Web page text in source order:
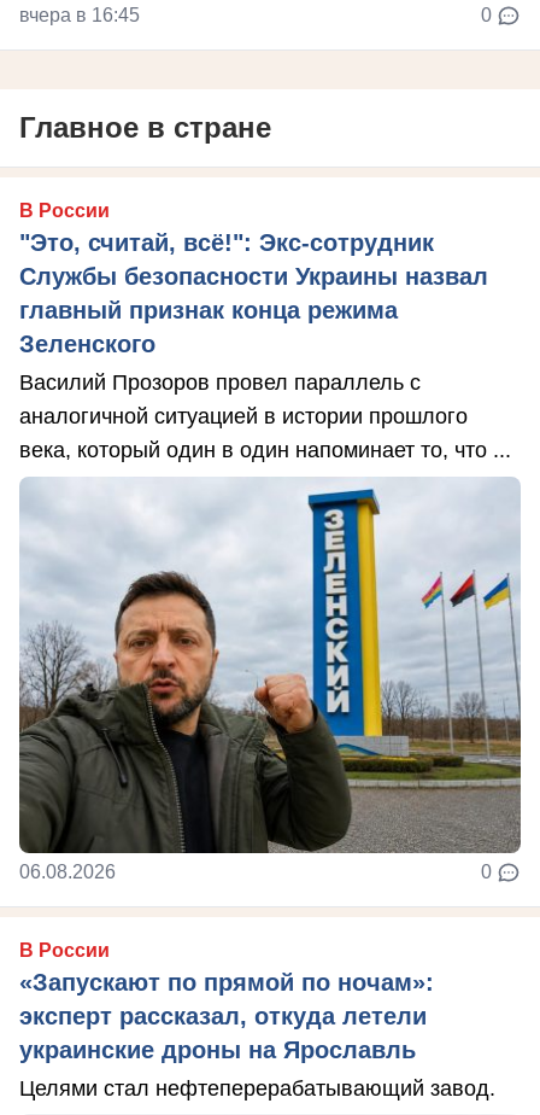
вчера в 16:45 0
Главное в стране
В России
"Это, считай, всё!": Экс-сотрудник
Службы безопасности Украины назвал
главный признак конца режима
Зеленского
Василий Прозоров провел параллель с
аналогичной ситуацией в истории прошлого
века, который один в один напоминает то, что ...
06.08.2026 0
В России
«Запускают по прямой по ночам»:
эксперт рассказал, откуда летели
украинские дроны на Ярославль
Целями стал нефтеперерабатывающий завод.